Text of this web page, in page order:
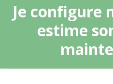
Je configure
estime